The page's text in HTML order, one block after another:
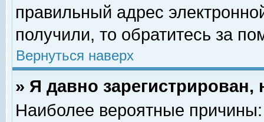
правильный адрес
получили, то обратитесь за
Вернуться наверх
» Я давно
Наиболее вероятные